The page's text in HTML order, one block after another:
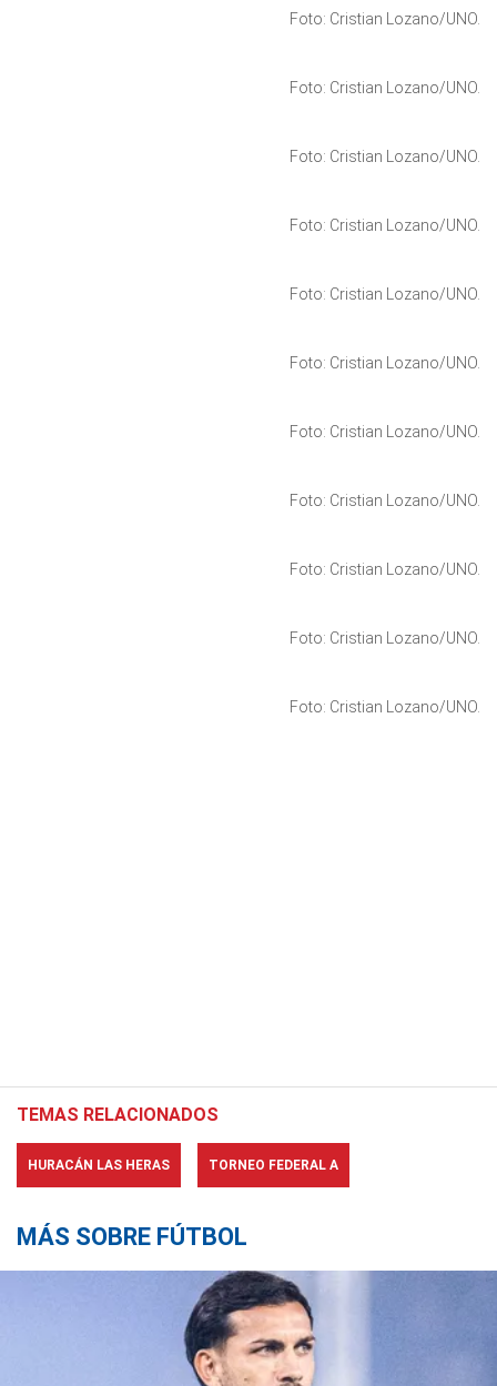
Foto: Cristian Lozano/UNO.
Foto: Cristian Lozano/UNO.
Foto: Cristian Lozano/UNO.
Foto: Cristian Lozano/UNO.
Foto: Cristian Lozano/UNO.
Foto: Cristian Lozano/UNO.
Foto: Cristian Lozano/UNO.
Foto: Cristian Lozano/UNO.
Foto: Cristian Lozano/UNO.
Foto: Cristian Lozano/UNO.
Foto: Cristian Lozano/UNO.
TEMAS RELACIONADOS
HURACÁN LAS HERAS TORNEO FEDERAL A
MÁS SOBRE FÚTBOL